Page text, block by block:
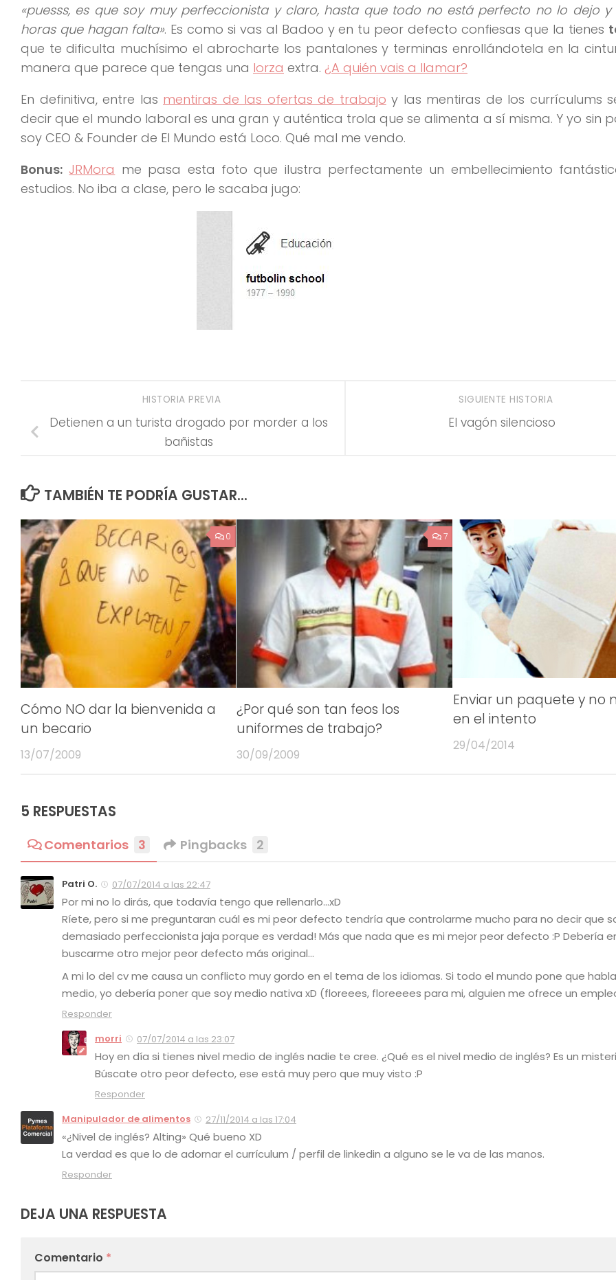
«puesss, es que soy muy perfeccionista y claro, hasta que todo no está perfecto no lo dejo
horas que hagan falta». Es como si vas al Badoo y en tu peor defecto confiesas que la tienes
que te dificulta muchísimo el abrocharte los pantalones y terminas enrollándotela en la
manera que parece que tengas una lorza extra. ¿A quién vais a llamar?
En definitiva, entre las mentiras de las ofertas de trabajo y las mentiras de los currículums
decir que el mundo laboral es una gran y auténtica trola que se alimenta a sí misma. Y yo sin
soy CEO & Founder de El Mundo está Loco. Qué mal me vendo.
Bonus: JRMora me pasa esta foto que ilustra perfectamente un embellecimiento
estudios. No iba a clase, pero le sacaba jugo:
SIGUIENTE HISTORIA
El vagón silencioso
HISTORIA PREVIA
Detienen a un turista drogado por morder a los
bañistas
TAMBIÉN TE PODRÍA GUSTAR...
0
Cómo NO dar la bienvenida a
un becario
13/07/2009
7
¿Por qué son tan feos los
uniformes de trabajo?
30/09/2009
Enviar un paquete y no
en el intento
29/04/2014
5 RESPUESTAS
Comentarios 3 Pingbacks 2
Patri O. 07/07/2014 a las 22:47
Por mi no lo dirás, que todavía tengo que rellenarlo…xD
Ríete, pero si me preguntaran cuál es mi peor defecto tendría que controlarme mucho para no decir que
demasiado perfeccionista jaja porque es verdad! Más que nada que es mi mejor peor defecto :P Debería
buscarme otro mejor peor defecto más original…
A mi lo del cv me causa un conflicto muy gordo en el tema de los idiomas. Si todo el mundo pone que
medio, yo debería poner que soy medio nativa xD (floreees, floreeees para mi, alguien me ofrece un
Responder
morri
07/07/2014 a las 23:07
Hoy en día si tienes nivel medio de inglés nadie te cree. ¿Qué es el nivel medio de inglés? Es un
Búscate otro peor defecto, ese está muy pero que muy visto :P
Responder
Manipulador de alimentos
27/11/2014 a las 17:04
«¿Nivel de inglés? Alting» Qué bueno XD
La verdad es que lo de adornar el currículum / perfil de linkedin a alguno se le va de las manos.
Responder
DEJA UNA RESPUESTA
Comentario *